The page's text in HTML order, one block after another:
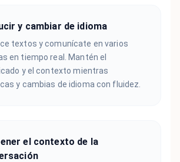
y cambiar de idioma
textos y comunícate en varios
en tiempo real. Mantén el
y el contexto mientras
y cambias de idioma con fluidez.
el contexto de la